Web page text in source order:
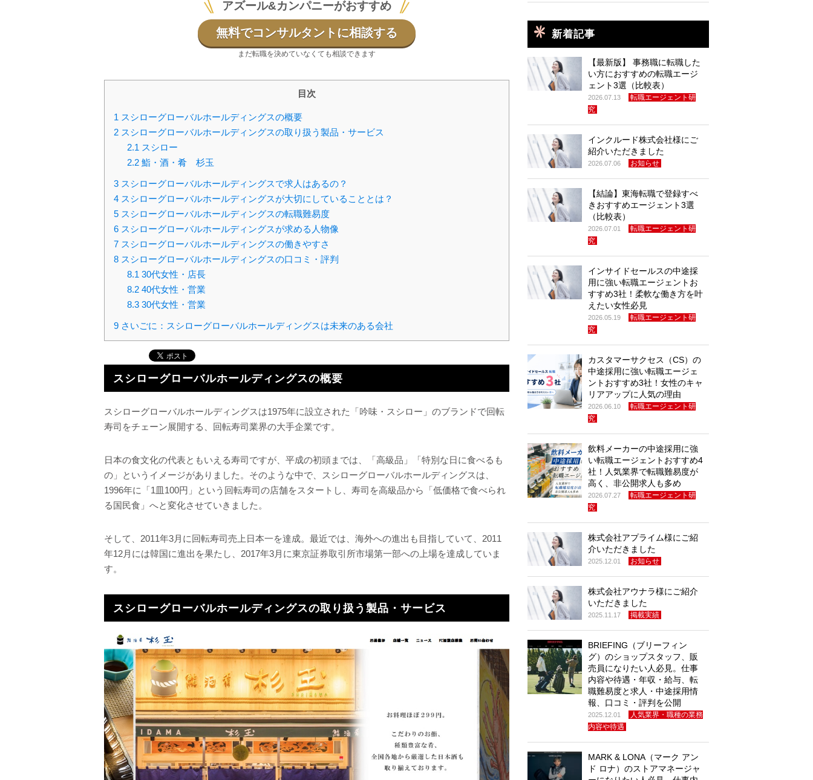
アズール&カンパニーがおすすめ
無料でコンサルタントに相談する
まだ転職を決めていなくても相談できます
目次
1 スシローグローバルホールディングスの概要
2 スシローグローバルホールディングスの取り扱う製品・サービス
2.1スシロー
2.2鮨・酒・肴 杉玉
3 スシローグローバルホールディングスで求人はあるの？
4 スシローグローバルホールディングスが大切にしていることとは？
5 スシローグローバルホールディングスの転職難易度
6 スシローグローバルホールディングスが求める人物像
7 スシローグローバルホールディングスの働きやすさ
8 スシローグローバルホールディングスの口コミ・評判
8.130代女性・店長
8.240代女性・営業
8.330代女性・営業
9 さいごに：スシローグローバルホールディングスは未来のある会社
スシローグローバルホールディングスの概要
スシローグローバルホールディングスは1975年に設立された「吟味・スシロー」のブランドで回転
寿司をチェーン展開する、回転寿司業界の大手企業です。
日本の食文化の代表ともいえる寿司ですが、平成の初頭までは、「高級品」「特別な日に食べるも
の」というイメージがありました。そのような中で、スシローグローバルホールディングスは、
1996年に「1皿100円」という回転寿司の店舗をスタートし、寿司を高級品から「低価格で食べられ
る国民食」へと変化させていきました。
そして、2011年3月に回転寿司売上日本一を達成。最近では、海外への進出も目指していて、2011
年12月には韓国に進出を果たし、2017年3月に東京証券取引所市場第一部への上場を達成していま
す。
スシローグローバルホールディングスの取り扱う製品・サービス
新着記事
【最新版】 事務職に転職した
い方におすすめの転職エージ
ェント3選（比較表）
2026.07.13
転職エージェント研
究
インクルード株式会社様にご
紹介いただきました
2026.07.06 お知らせ
【結論】東海転職で登録すべ
きおすすめエージェント3選
（比較表）
2026.07.01
転職エージェント研
究
インサイドセールスの中途採
用に強い転職エージェントお
すすめ3社！柔軟な働き方を叶
えたい女性必見
2026.05.19
転職エージェント研
究
カスタマーサクセス（CS）の
中途採用に強い転職エージェ
ントおすすめ3社！女性のキャ
リアアップに人気の理由
2026.06.10
転職エージェント研
究
飲料メーカーの中途採用に強
い転職エージェントおすすめ4
社！人気業界で転職難易度が
高く、非公開求人も多め
2026.07.27
転職エージェント研
究
株式会社アプライム様にご紹
介いただきました
2025.12.01 お知らせ
株式会社アウナラ様にご紹介
いただきました
2025.11.17 掲載実績
BRIEFING（ブリーフィン
グ）のショップスタッフ、販
売員になりたい人必見。仕事
内容や待遇・年収・給与、転
職難易度と求人・中途採用情
報、口コミ・評判を公開
2025.12.01
人気業界・職種の業務
内容や待遇
MARK & LONA（マーク アン
ド ロナ）のストアマネージャ